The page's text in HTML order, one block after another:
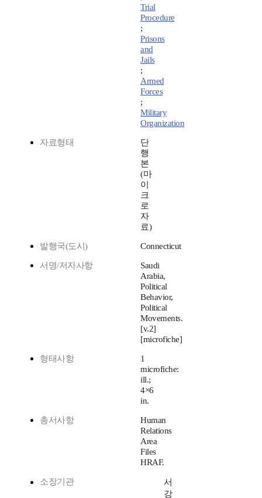
Trial
Procedure
;
Prisons
and
Jails
;
Armed
Forces
;
Military
Organization
자료형태
단
행
본
(마
이
크
로
자
료)
발행국(도시) Connecticut
서명/저자사항
Saudi
Arabia,
Political
Behavior,
Political
Movements.
[v.2]
[microfiche]
형태사항
1
microfiche:
ill.;
4×6
in.
총서사항
Human
Relations
Area
Files
HRAF.
소장기관
서
강